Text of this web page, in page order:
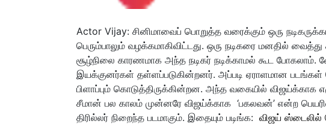
Actor Vijay: சினிமாவைப் பொறுத்த வரைக்கும் ஒரு
பெரும்பாலும் வழக்கமாகிவிட்டது. ஒரு நடிகரை மனதில்
சூழ்நிலை காரணமாக அந்த நடிகர் நடிக்காமல் கூட போகலாம்.
இயக்குனர்கள் தள்ளப்படுகின்றனர். அப்படி ஏராளமான படங்கள்
பிளாப்பும் கொடுத்திருக்கின்றன. அந்த வகையில் விஜய்க்காக
சீமான் பல காலம் முன்னரே விஜய்க்காக ‘பகலவன்’ என்ற பெயரில்
திரில்லர் நிறைந்த படமாகும். இதையும் படிங்க: விஜய் ஸ்டைலில்